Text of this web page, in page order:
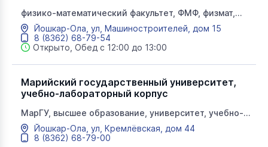
физико-математический факультет, ФМФ, физмат,
МарГУ, высшее образование, корпус Е, университет,
кафедра философии и социологии,
электроэнергетический факультет
Йошкар-Ола, ул, Машиностроителей, дом 15
8 (8362) 68-79-54
Открыто, Обед с 12:00 до 13:00
Марийский государственный университет,
учебно-лабораторный корпус
МарГУ, высшее образование, университет, учебно-
лабораторный корпус, редакция газеты Марийский
университет, институт национальной культуры и
межкультурной коммуникации, новый корпус
Йошкар-Ола, ул, Кремлёвская, дом 44
8 (8362) 68-79-00